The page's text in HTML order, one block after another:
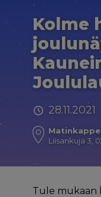
Kolme
Liisankuja 3,
Tule mukaan